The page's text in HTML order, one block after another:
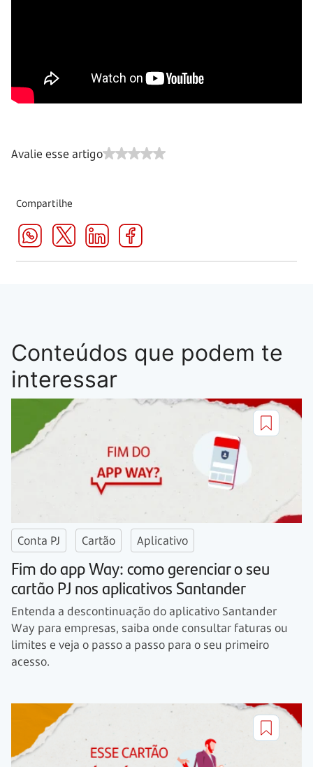
Avalie esse artigo
Compartilhe
Conteúdos que podem te
interessar
Conta PJ Cartão Aplicativo
Fim do app Way: como gerenciar o seu
cartão PJ nos aplicativos Santander
Entenda a descontinuação do aplicativo Santander
Way para empresas, saiba onde consultar faturas ou
limites e veja o passo a passo para o seu primeiro
acesso.